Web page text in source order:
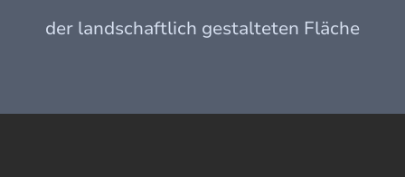
der landschaftlich gestalteten Fläche